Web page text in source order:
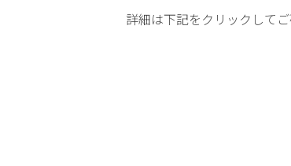
詳細は下記をクリックしてご